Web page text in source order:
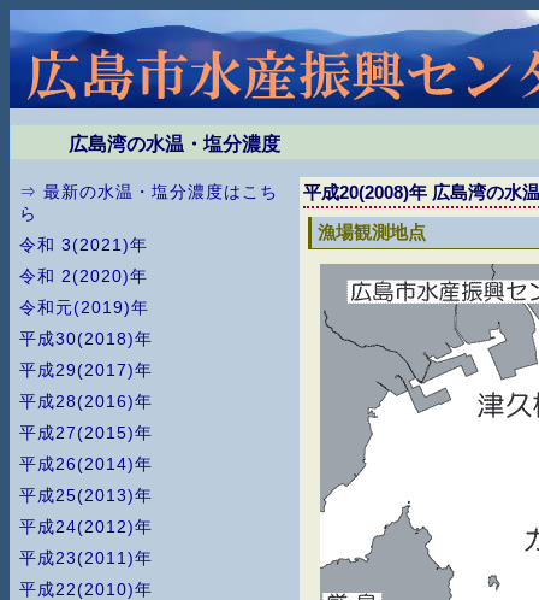
広島湾の水温・塩分濃度
⇒ 最新の水温・塩分濃度はこち
ら
令和 3(2021)年
令和 2(2020)年
令和元(2019)年
平成30(2018)年
平成29(2017)年
平成28(2016)年
平成27(2015)年
平成26(2014)年
平成25(2013)年
平成24(2012)年
平成23(2011)年
平成22(2010)年
平成20(2008)年 広島湾の水
漁場観測地点